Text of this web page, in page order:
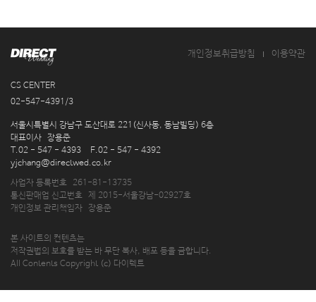
개인정보취급방침 이용약관
CS CENTER
02-547-4391/3
주
소
서울시특별시 강남구 도산대로 221(신사동, 동남빌딩) 6층
대표이사 장용준
연
락
T.02 - 547 - 4393
F.02 - 547 - 4392
이
일
yjchang@directwed.co.kr
사업자 등록번호
261-81-13735
통신판매업 신고번호 제 2015-서울강남-02927호
개인정보 관리책임자 장용준
본 사이트의 컨텐츠는
저작권법의 보호를 받는 바 무단 복사, 배포 등을 금합니다.
All Contents Copyright (c) 다이렉트